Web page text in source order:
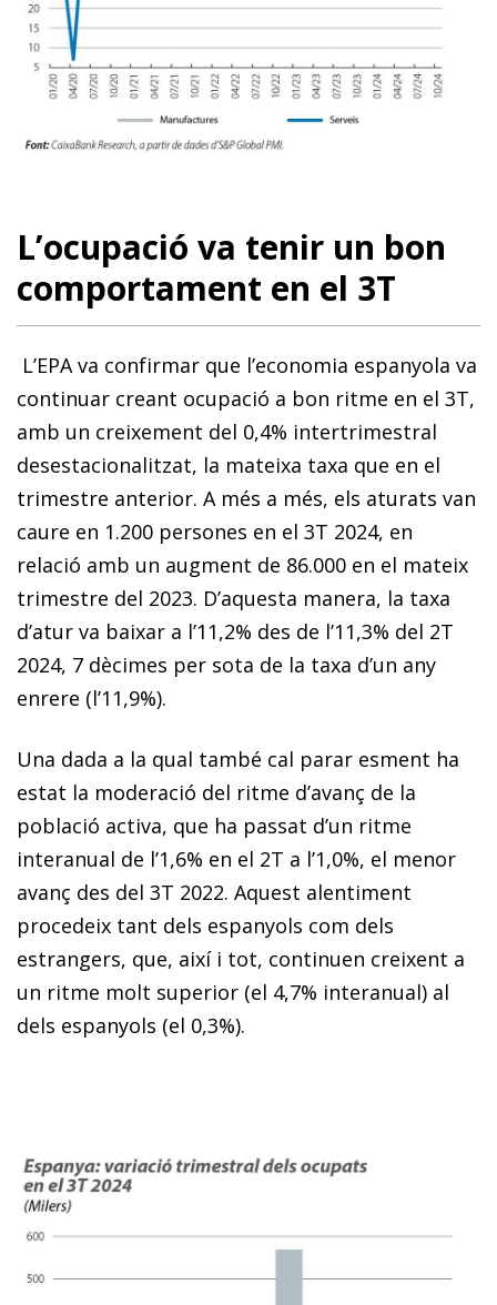
L’ocupació va tenir un bon
comportament en el 3T
L’EPA va confirmar que l’economia espanyola va
continuar creant ocupació a bon ritme en el 3T,
amb un creixement del 0,4% intertrimestral
desestacionalitzat, la mateixa taxa que en el
trimestre anterior. A més a més, els aturats van
caure en 1.200 persones en el 3T 2024, en
relació amb un augment de 86.000 en el mateix
trimestre del 2023. D’aquesta manera, la taxa
d’atur va baixar a l’11,2% des de l’11,3% del 2T
2024, 7 dècimes per sota de la taxa d’un any
enrere (l’11,9%).
Una dada a la qual també cal parar esment ha
estat la moderació del ritme d’avanç de la
població activa, que ha passat d’un ritme
interanual de l’1,6% en el 2T a l’1,0%, el menor
avanç des del 3T 2022. Aquest alentiment
procedeix tant dels espanyols com dels
estrangers, que, així i tot, continuen creixent a
un ritme molt superior (el 4,7% interanual) al
dels espanyols (el 0,3%).